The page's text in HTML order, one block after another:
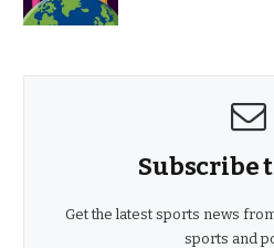
Subscribe
Get the latest sports news
sports and